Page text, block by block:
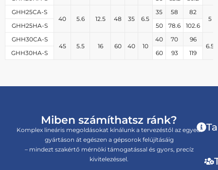
GHH25CA-S
40
5.6 12.5 48 35 6.5
35 58
82
5
GHH25HA-S
50 78.6
102.6
GHH30CA-S
45
5.5 16 60 40 10
40 70
96
6.5
GHH30HA-S
60 93 119
Miben számíthatsz ránk?
Komplex lineáris megoldásokat kínálunk a tervezéstől az egyedi
gyártáson át egészen a gépsorok felújításáig
– mindezt szakértő mérnöki támogatással és gyors, precíz
kivitelezéssel.